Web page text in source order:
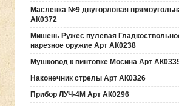
Маслёнка №9 двугорловая
АК0372
Мишень Ружес пулевая
нарезное оружие Арт АК0238
Мушковод к винтовке Мосина Арт
Наконечник стрелы Арт АК0326
Прибор ЛУЧ-4М Арт АК0296